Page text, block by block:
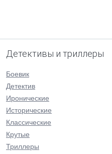
Детективы и триллеры
Боевик
Детектив
Иронические
Исторические
Классические
Крутые
Триллеры